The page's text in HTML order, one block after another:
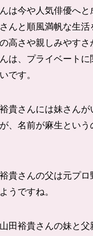
は今や人気俳優へと
んと順風満帆な生活
高さや親しみやすさ
は、プライベートに
です。
貴さんには妹さんが
、名前が麻生とい
貴さんの父は元プ
うですね。
田裕貴さんの妹と父